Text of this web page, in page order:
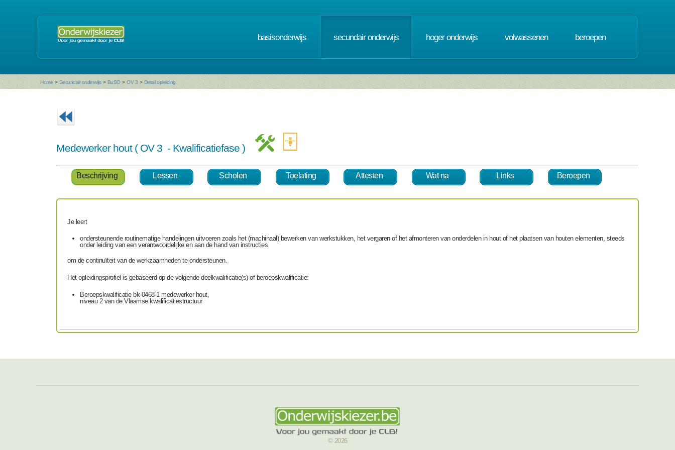
basisonderwijs secundair onderwijs hoger onderwijs volwassenen beroepen
Home > Secundair onderwijs > BuSO > OV 3 > Detail opleiding
Medewerker hout ( OV 3 - Kwalificatiefase )
Beschrijving Lessen Scholen Toelating Attesten Wat na Links Beroepen
Je leert
ondersteunende routinematige handelingen uitvoeren zoals het (machinaal) bewerken van werkstukken, het vergaren of het afmonteren van onderdelen in hout of het plaatsen van houten elementen, steeds
onder leiding van een verantwoordelijke en aan de hand van instructies
om de continuïteit van de werkzaamheden te ondersteunen.
Het opleidingsprofiel is gebaseerd op de volgende deelkwalificatie(s) of beroepskwalificatie:
Beroepskwalificatie bk-0468-1 medewerker hout,
niveau 2 van de Vlaamse kwalificatiestructuur
© 2026